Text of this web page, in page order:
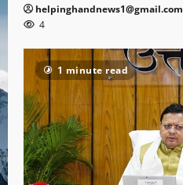
helpinghandnews1@gmail.com
4
1 minute read